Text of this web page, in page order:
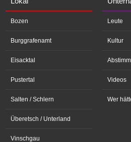
Bozen
Burggrafenamt
Eisacktal
Pustertal
Salten / Schlern
Überetsch / Unterland
Vinschgau
Leute
Kultur
Videos
Wer